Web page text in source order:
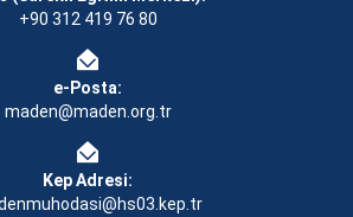
+90 312 419 76 80
e-Posta:
maden@maden.org.tr
Kep Adresi: